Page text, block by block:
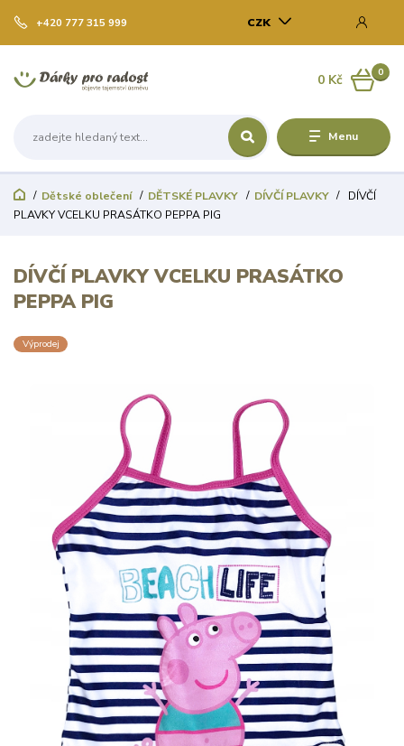
Menu
CZK
+420 777 315 999
0
0 Kč
Dětské oblečení DĚTSKÉ PLAVKY DÍVČÍ PLAVKY
DÍVČÍ
PLAVKY VCELKU PRASÁTKO PEPPA PIG
DÍVČÍ PLAVKY VCELKU PRASÁTKO
PEPPA PIG
Výprodej